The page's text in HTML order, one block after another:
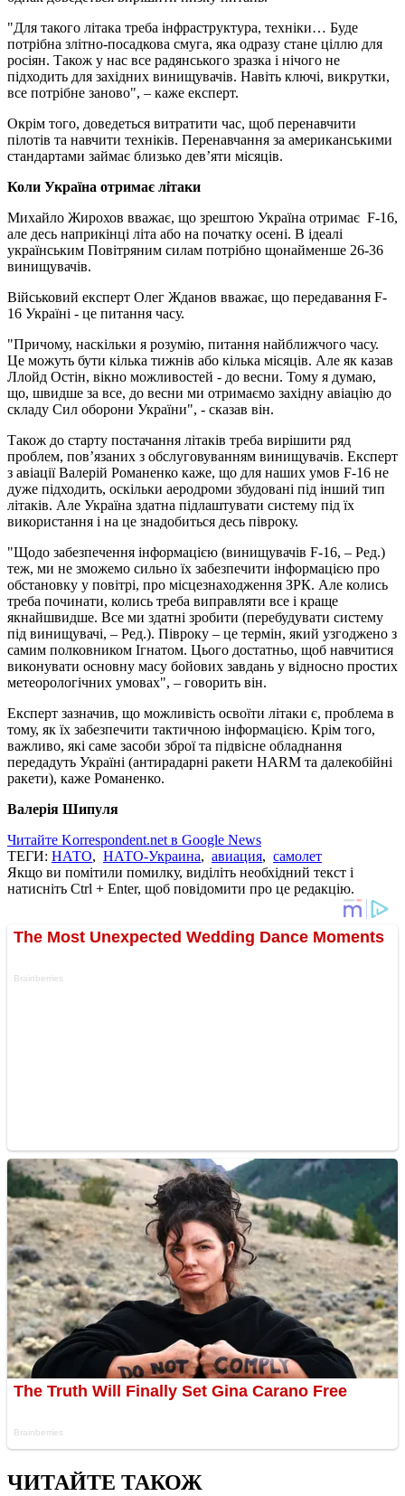
"Для такого літака треба інфраструктура, техніки… Буде
потрібна злітно-посадкова смуга, яка одразу стане ціллю для
росіян. Також у нас все радянського зразка і нічого не
підходить для західних винищувачів. Навіть ключі, викрутки,
все потрібне заново", – каже експерт.
Окрім того, доведеться витратити час, щоб перенавчити
пілотів та навчити техніків. Перенавчання за американськими
стандартами займає близько дев’яти місяців.
Коли Україна отримає літаки
Михайло Жирохов вважає, що зрештою Україна отримає F-16,
але десь наприкінці літа або на початку осені. В ідеалі
українським Повітряним силам потрібно щонайменше 26-36
винищувачів.
Військовий експерт Олег Жданов вважає, що передавання F-
16 Україні - це питання часу.
"Причому, наскільки я розумію, питання найближчого часу.
Це можуть бути кілька тижнів або кілька місяців. Але як казав
Ллойд Остін, вікно можливостей - до весни. Тому я думаю,
що, швидше за все, до весни ми отримаємо західну авіацію до
складу Сил оборони України", - сказав він.
Також до старту постачання літаків треба вирішити ряд
проблем, пов’язаних з обслуговуванням винищувачів. Експерт
з авіації Валерій Романенко каже, що для наших умов F-16 не
дуже підходить, оскільки аеродроми збудовані під інший тип
літаків. Але Україна здатна підлаштувати систему під їх
використання і на це знадобиться десь півроку.
"Щодо забезпечення інформацією (винищувачів F-16, – Ред.)
теж, ми не зможемо сильно їх забезпечити інформацією про
обстановку у повітрі, про місцезнаходження ЗРК. Але колись
треба починати, колись треба виправляти все і краще
якнайшвидше. Все ми здатні зробити (перебудувати систему
під винищувачі, – Ред.). Півроку – це термін, який узгоджено з
самим полковником Ігнатом. Цього достатньо, щоб навчитися
виконувати основну масу бойових завдань у відносно простих
метеорологічних умовах", – говорить він.
Експерт зазначив, що можливість освоїти літаки є, проблема в
тому, як їх забезпечити тактичною інформацією. Крім того,
важливо, які саме засоби зброї та підвісне обладнання
передадуть Україні (антирадарні ракети HARM та далекобійні
ракети), каже Романенко.
Валерія Шипуля
Читайте Korrespondent.net в Google News
ТЕГИ: НАТО, НАТО-Украина, авиация, самолет
Якщо ви помітили помилку, виділіть необхідний текст і
натисніть Ctrl + Enter, щоб повідомити про це редакцію.
ЧИТАЙТЕ ТАКОЖ